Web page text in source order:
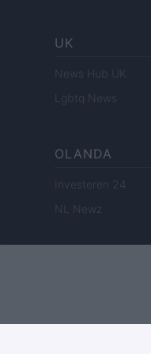
UK
News Hub UK
Lgbtq News
OLANDA
Investeren 24
NL Newz